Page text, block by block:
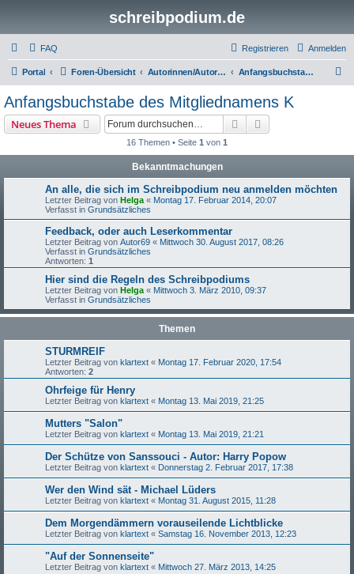
schreibpodium.de
FAQ Anmelden
Registrieren
Portal Foren-Übersicht Autorinnen/Autoren bringen sich den Lesern näher ... Anfangsbuchstabe des Mitgliednamens K
Anfangsbuchstabe des Mitgliednamens K
Neues Thema Suche
16 Themen • Seite 1 von 1
Bekanntmachungen
An alle, die sich im Schreibpodium neu anmelden möchten
Letzter Beitrag von Helga « Montag 17. Februar 2014, 20:07
Verfasst in Grundsätzliches
Feedback, oder auch Leserkommentar
Letzter Beitrag von Autor69 « Mittwoch 30. August 2017, 08:26
Verfasst in Grundsätzliches
Antworten: 1
Hier sind die Regeln des Schreibpodiums
Letzter Beitrag von Helga « Mittwoch 3. März 2010, 09:37
Verfasst in Grundsätzliches
Themen
STURMREIF
Letzter Beitrag von klartext « Montag 17. Februar 2020, 17:54
Antworten: 2
Ohrfeige für Henry
Letzter Beitrag von klartext « Montag 13. Mai 2019, 21:25
Mutters "Salon"
Letzter Beitrag von klartext « Montag 13. Mai 2019, 21:21
Der Schütze von Sanssouci - Autor: Harry Popow
Letzter Beitrag von klartext « Donnerstag 2. Februar 2017, 17:38
Wer den Wind sät - Michael Lüders
Letzter Beitrag von klartext « Montag 31. August 2015, 11:28
Dem Morgendämmern vorauseilende Lichtblicke
Letzter Beitrag von klartext « Samstag 16. November 2013, 12:23
"Auf der Sonnenseite"
Letzter Beitrag von klartext « Mittwoch 27. März 2013, 14:25